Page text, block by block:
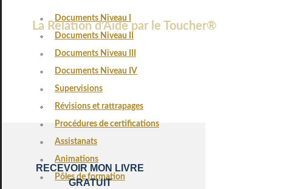
Documents Niveau I
Documents Niveau II
Documents Niveau III
Documents Niveau IV
Supervisions
Révisions et rattrapages
Procédures de certifications
Assistanats
Animations
Pôles de formation
La Relation d’Aide par le Toucher®
RECEVOIR MON LIVRE
GRATUIT